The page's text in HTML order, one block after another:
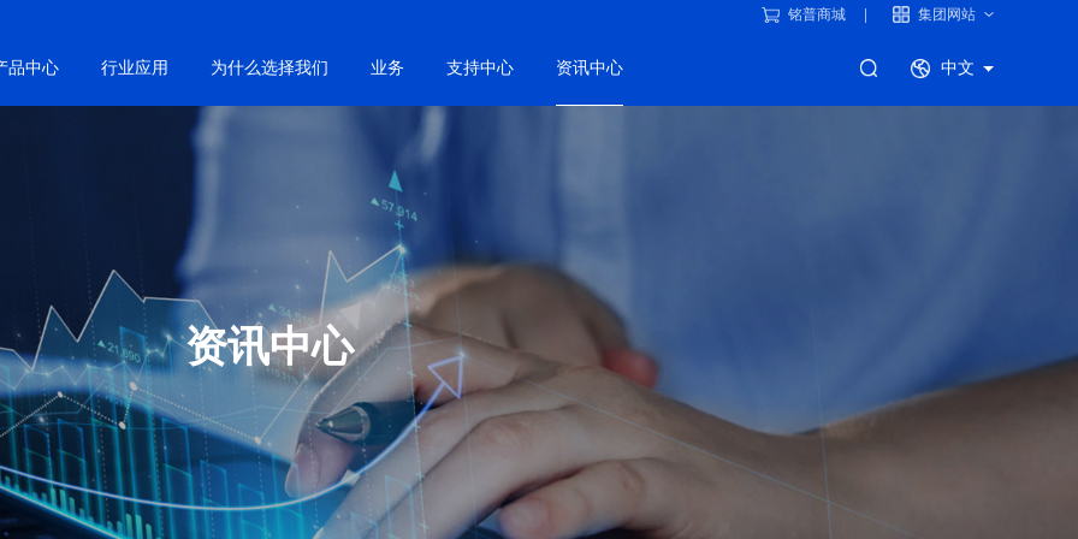
铭普商城 集团网站
品中心 行业应用 为什么选择我们 业务 支持中心 资讯中心 中文
资讯中心